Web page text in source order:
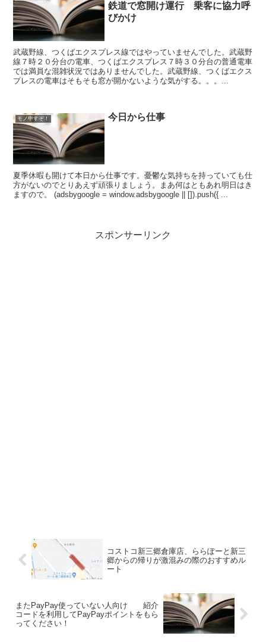
鉄道で窓開け運行 乗客に協力呼
びかけ
武蔵野線、つくばエクスプレス線ではやっていませんでした。武蔵野
線７時２０分台の電車、つくばエクスプレス７時３０分台の普通電車
では満員な混雑状況ではありませんでした。武蔵野線、つくばエクス
プレスの電車はそもそも窓が開かないような気がする。。。...
モノ申すぞ！ 今日から仕事
夏季休暇も開けて本日から仕事です。憂鬱な気持ちを持っていても仕
方がないのでとりあえず頑張りましょう。まあ何はともあれ明日はき
ますので。 (adsbygoogle = window.adsbygoogle || []).push({ ...
スポンサーリンク
コストコ新三郷倉庫店、ららぽーと新三
郷からの帰りが激混みの際のおすすめル
ート
またPayPay使っていない人向け 紹介
コードを利用してPayPayポイントをもら
ってください！